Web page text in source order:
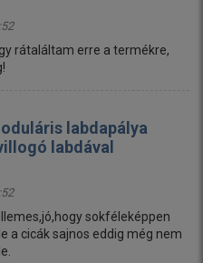
rátaláltam erre a termékre,
labdapálya
labdával
sokféleképpen
a cicák sajnos eddig még nem